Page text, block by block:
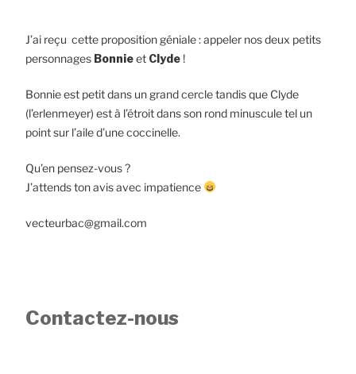
J’ai reçu cette proposition géniale : appeler nos deux petits
personnages Bonnieet Clyde !
Bonnie est petit dans un grand cercle tandis que Clyde
(l’erlenmeyer) est à l’étroit dans son rond minuscule tel un
point sur l’aile d’une coccinelle.
Qu’en pensez-vous ?
J’attends ton avis avec impatience
vecteurbac@gmail.com
Contactez-nous